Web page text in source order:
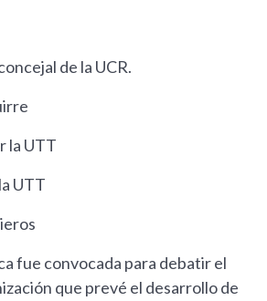
de la UCR.
la UTT
UTT
fue convocada para debatir el
que prevé el desarrollo de